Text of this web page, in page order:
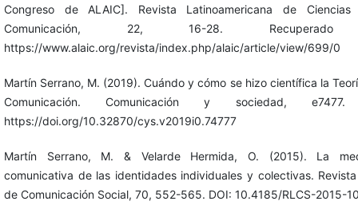
Congreso de ALAIC]. Revista Latinoamericana de
Comunicación, 22, 16-28.
https://www.alaic.org/revista/index.php/alaic/article/view/699/0
Martín Serrano, M. (2019). Cuándo y cómo se hizo científica la
Comunicación. Comunicación y sociedad,
https://doi.org/10.32870/cys.v2019i0.74777
Martín Serrano, M. & Velarde Hermida, O. (2015). La
comunicativa de las identidades individuales y colectivas.
de Comunicación Social, 70, 552-565. DOI: 10.4185/RLCS-2015-